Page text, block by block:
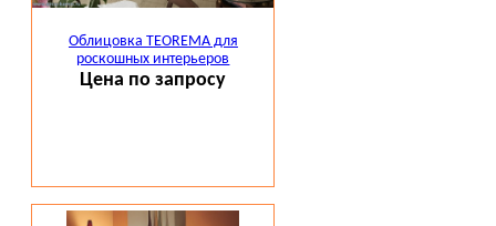
Облицовка TEOREMA для
роскошных интерьеров
Цена по запросу